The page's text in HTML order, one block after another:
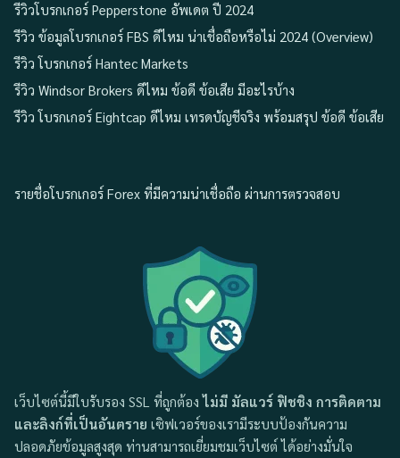
รีวิวโบรกเกอร์ Pepperstone อัพเดต ปี 2024
รีวิว ข้อมูลโบรกเกอร์ FBS ดีไหม น่าเชื่อถือหรือไม่ 2024 (Overview)
รีวิว โบรกเกอร์ Hantec Markets
รีวิว Windsor Brokers ดีไหม ข้อดี ข้อเสีย มีอะไรบ้าง
รีวิว โบรกเกอร์ Eightcap ดีไหม เทรดบัญชีจริง พร้อมสรุป ข้อดี ข้อเสีย
รายชื่อโบรกเกอร์ Forex ที่มีความน่าเชื่อถือ ผ่านการตรวจสอบ
เว็บไซต์นี้มีใบรับรอง SSL ที่ถูกต้องไม่มี มัลแวร์ ฟิชชิง การติดตาม
และลิงก์ที่เป็นอันตราย เซิฟเวอร์ของเรามีระบบป้องกันความ
ปลอดภัยข้อมูลสูงสุด ท่านสามารถเยี่ยมชมเว็บไซต์ ได้อย่างมั่นใจ